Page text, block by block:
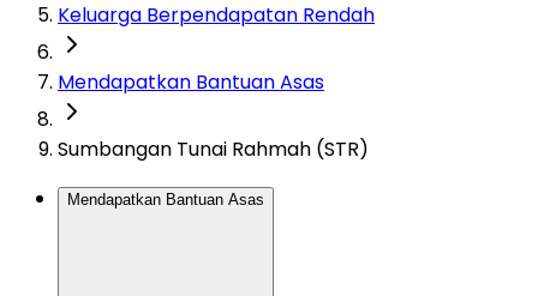
Keluarga Berpendapatan Rendah
Mendapatkan Bantuan Asas
Sumbangan Tunai Rahmah (STR)
Mendapatkan Bantuan Asas